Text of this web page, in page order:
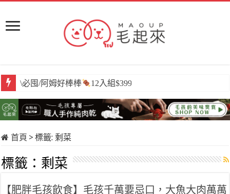
\必囤/阿姆好棒棒 12入組$399
首頁 > 標籤:剩菜
標籤： 剩菜
【肥胖毛孩飲食】毛孩千萬要忌口，大魚大肉萬萬